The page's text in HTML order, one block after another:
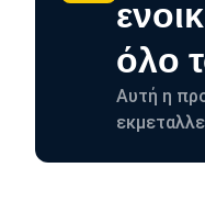
όλο
Αυτή η